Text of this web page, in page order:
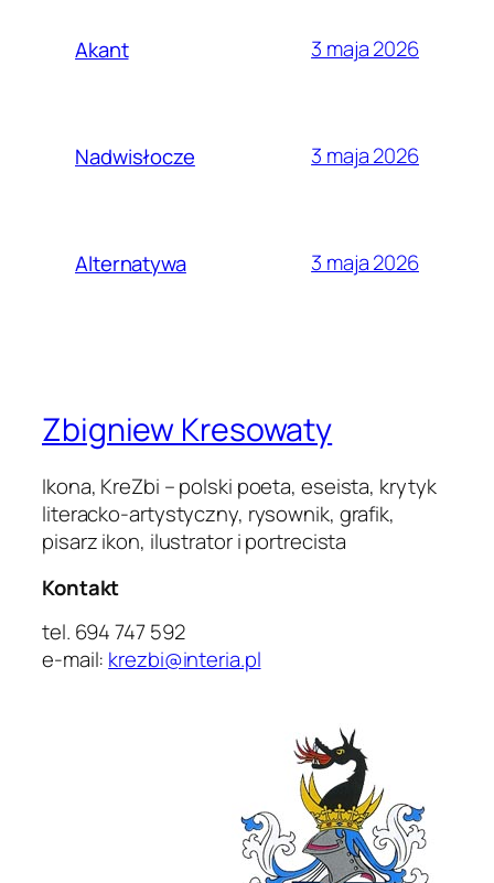
Akant 3 maja 2026
Nadwisłocze 3 maja 2026
Alternatywa 3 maja 2026
Zbigniew Kresowaty
Ikona, KreZbi – polski poeta, eseista, krytyk
literacko-artystyczny, rysownik, grafik,
pisarz ikon, ilustrator i portrecista
Kontakt
tel. 694 747 592
e-mail: krezbi@interia.pl